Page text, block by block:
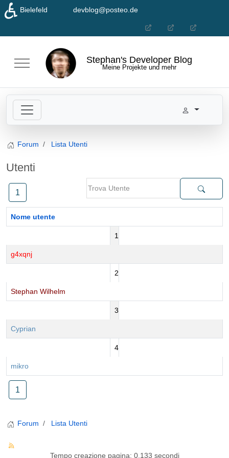
Bielefeld devblog@posteo.de
Mobile Menu Toggle Stephan's Developer Blog
Meine Projekte und mehr
Forum Lista Utenti
Utenti
1
Nome utente
1
g4xqnj
2
Stephan Wilhelm
3
Cyprian
4
mikro
1
Forum Lista Utenti
Tempo creazione pagina: 0.133 secondi
♿